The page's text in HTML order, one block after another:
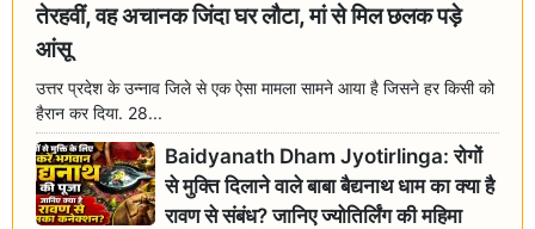
तेरहवीं, वह अचानक जिंदा घर लौटा, मां से मिल छलक पड़े
आंसू
उत्तर प्रदेश के उन्नाव जिले से एक ऐसा मामला सामने आया है जिसने हर किसी को
हैरान कर दिया. 28...
Baidyanath Dham Jyotirlinga: रोगों
से मुक्ति दिलाने वाले बाबा बैद्यनाथ धाम का क्या है
रावण से संबंध? जानिए ज्योतिर्लिंग की महिमा